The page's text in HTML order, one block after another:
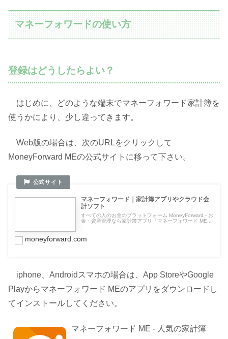
マネーフォワードの使い方
登録はどうしたらよい？
はじめに、どのような端末でマネーフォワード家計簿を
使うかにより、少し違ってきます。
Web版の場合は、次のURLをクリックして
MoneyForward MEの公式サイトに移って下さい。
マネーフォワード｜家計簿アプリやクラウド会
計ソフト
すべての人のお金のプラットフォーム MoneyForward - お
金・資産管理なら家計簿アプリ「マネーフォワード ME...
moneyforward.com
iphone、Androidスマホの場合は、App StoreやGoogle
Playからマネーフォワード MEのアプリをダウンロードし
てインストールしてください。
マネーフォワード ME - 人気の家計簿